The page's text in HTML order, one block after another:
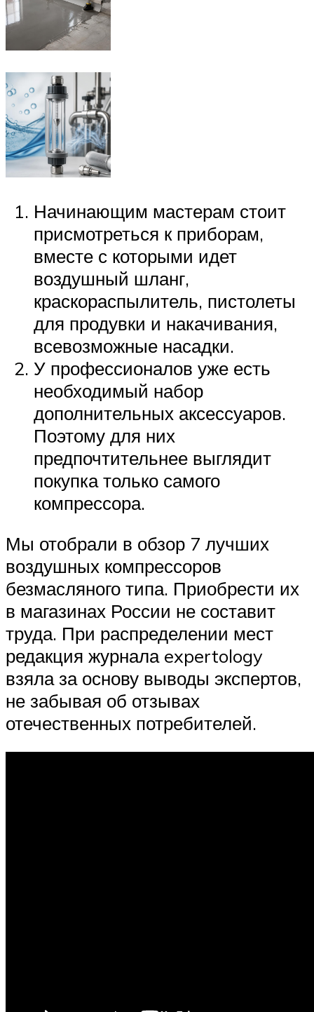
Начинающим мастерам стоит
присмотреться к приборам,
вместе с которыми идет
воздушный шланг,
краскораспылитель, пистолеты
для продувки и накачивания,
всевозможные насадки.
У профессионалов уже есть
необходимый набор
дополнительных аксессуаров.
Поэтому для них
предпочтительнее выглядит
покупка только самого
компрессора.
Мы отобрали в обзор 7 лучших
воздушных компрессоров
безмасляного типа. Приобрести их
в магазинах России не составит
труда. При распределении мест
редакция журнала expertology
взяла за основу выводы экспертов,
не забывая об отзывах
отечественных потребителей.